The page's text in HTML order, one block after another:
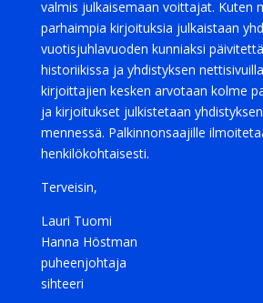
valmis julkaisemaan voittajat. Kuten
parhaimpia kirjoituksia julkaistaan
vuotisjuhlavuoden kunniaksi
historiikissa ja yhdistyksen
kirjoittajien kesken arvotaan kolme
ja kirjoitukset julkistetaan
mennessä. Palkinnonsaajille
henkilökohtaisesti.
Terveisin,
Lauri
Hanna Höstman
sihteeri